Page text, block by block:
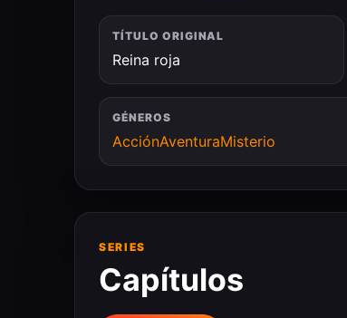
TÍTULO ORIGINAL
Reina roja
GÉNEROS
AcciónAventuraMisterio
SERIES
Capítulos